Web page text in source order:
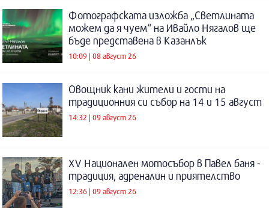
Фотографската изложба „Светлината
можем да я чуем“ на Ивайло Нягалов ще
бъде представена в Казанлък
10:09 | 08 август 26
Овощник кани жители и гости на
традиционния си събор на 14 и 15 август
14:32 | 09 август 26
XV Национален мотосъбор в Павел баня -
традиция, адреналин и приятелство
12:36 | 09 август 26